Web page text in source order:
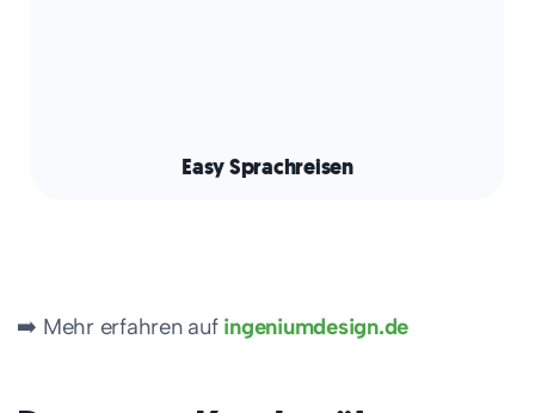
Easy Sprachreisen
➡️ Mehr erfahren auf ingeniumdesign.de